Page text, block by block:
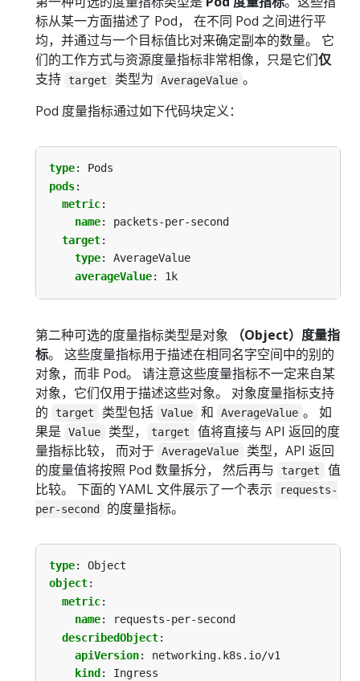
标从某一方面描述了 Pod， 在不同 Pod 之间进行平
均，并通过与一个目标值比对来确定副本的数量。 它
们的工作方式与资源度量指标非常相像，只是它们仅
支持 target 类型为 AverageValue 。
Pod 度量指标通过如下代码块定义：
type:
Pods
pods:
metric:
name:
packets-per-second
target:
type:
AverageValue
averageValue: 1k
第二种可选的度量指标类型是对象
（Object）度量指
标。 这些度量指标用于描述在相同名字空间中的别的
对象，而非 Pod。 请注意这些度量指标不一定来自某
对象，它们仅用于描述这些对象。 对象度量指标支持
的
target 类型包括 Value 和 AverageValue 。 如
果是
Value 类型， target
值将直接与 API 返回的度
量指标比较， 而对于 AverageValue
类型，API 返回
的度量值将按照 Pod 数量拆分， 然后再与
target
值
比较。 下面的 YAML 文件展示了一个表示
requests-
per-second
的度量指标。
type:
Object
object:
metric:
name:
requests-per-second
describedObject:
apiVersion:
networking.k8s.io/v1
kind :
Ingress